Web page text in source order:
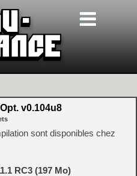
v0.104u8
sont disponibles chez
RC3 (197 Mo)